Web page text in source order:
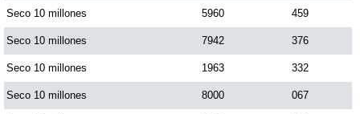
Pick 4 Día
Pick 4 Noche
Seco 10 millones 5960 459
Seco 10 millones 7942 376
Seco 10 millones 1963 332
Seco 10 millones 8000 067